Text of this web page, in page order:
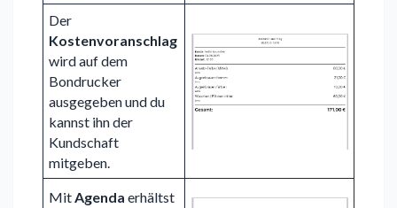
Der
Kostenvoranschlag
wird auf dem
Bondrucker
ausgegeben und du
kannst ihn der
Kundschaft
mitgeben.
MitAgenda erhältst